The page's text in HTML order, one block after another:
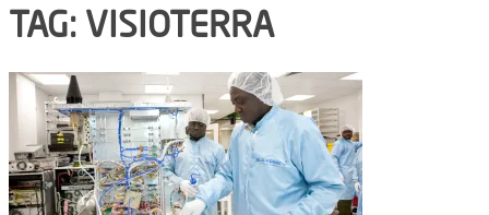
TAG: VISIOTERRA